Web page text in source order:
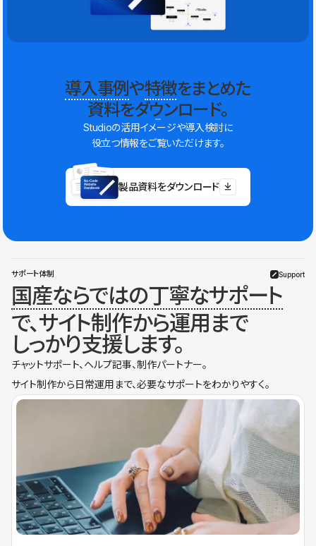
導入事例や特徴をまとめた
資料をダウンロード。
Studioの活用イメージや導入検討に
役立つ情報をご覧いただけます。
製品資料をダウンロード
サポート体制 Support
国産ならではの丁寧なサポート
で、サイト制作から運用まで
しっかり支援します。
チャットサポート、ヘルプ記事、制作パートナー。
サイト制作から日常運用まで、必要なサポートをわかりやすく。